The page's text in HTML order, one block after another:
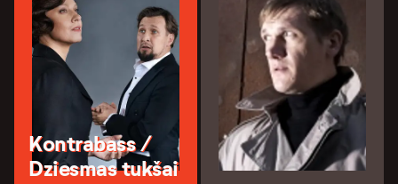
Kontrabass /
Dziesmas tukšai